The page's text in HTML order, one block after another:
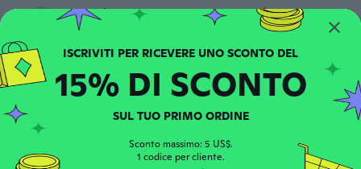
massimo
recensioni
Piccolo e con segni di usura evidenti
V Vinicius
circa 4 anni fa
15% DI SCONTO
SUL TUO PRIMO ORDINE
Sconto massimo: 5 US$.
1 codice per cliente.